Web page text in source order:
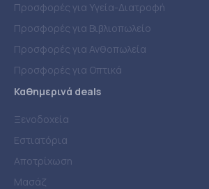
Προσφορές για Υγεία-Διατροφή
Προσφορές για Βιβλιοπωλείο
Προσφορές για Ανθοπωλεία
Προσφορές για Οπτικά
Καθημερινά deals
Ξενοδοχεία
Εστιατόρια
Αποτρίχωση
Μασάζ